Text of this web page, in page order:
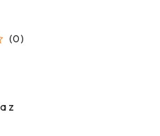
(0)
z